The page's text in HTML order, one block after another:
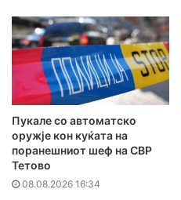
Пукале со автоматско
оружје кон куќата на
поранешниот шеф на СВР
Тетово
08.08.2026 16:34